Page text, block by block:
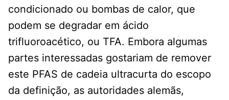
condicionado ou bombas de calor, que
podem se degradar em ácido
trifluoroacético, ou TFA. Embora algumas
partes interessadas gostariam de remover
este PFAS de cadeia ultracurta do escopo
da definição, as autoridades alemãs,